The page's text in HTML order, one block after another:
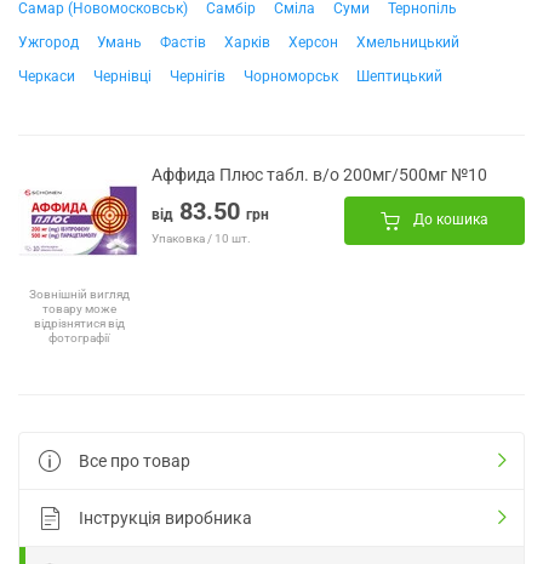
Самар (Новомосковськ)
Самбір Сміла Суми
Тернопіль
Ужгород
Умань Фастів Харків Херсон
Хмельницький
Черкаси
Чернівці Чернігів Чорноморськ Шептицький
Зовнішній вигляд
товару може
відрізнятися від
фотографії
Аффида Плюс табл. в/о 200мг/500мг №10
від 83.50 грн
Упаковка / 10 шт.
До кошика
Все про товар
Інструкція виробника